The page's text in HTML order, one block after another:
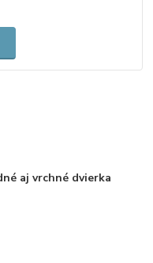
aj vrchné dvierka